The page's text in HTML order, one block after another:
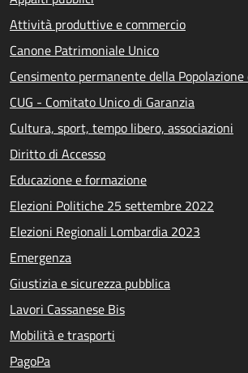
Attività produttive e commercio
Canone Patrimoniale Unico
Censimento permanente della
CUG - Comitato Unico di Garanzia
Cultura, sport, tempo libero, associazioni
Diritto di Accesso
Educazione e formazione
Elezioni Politiche 25 settembre 2022
Elezioni Regionali Lombardia 2023
Emergenza
Giustizia e sicurezza pubblica
Lavori Cassanese Bis
Mobilità e trasporti
PagoPa